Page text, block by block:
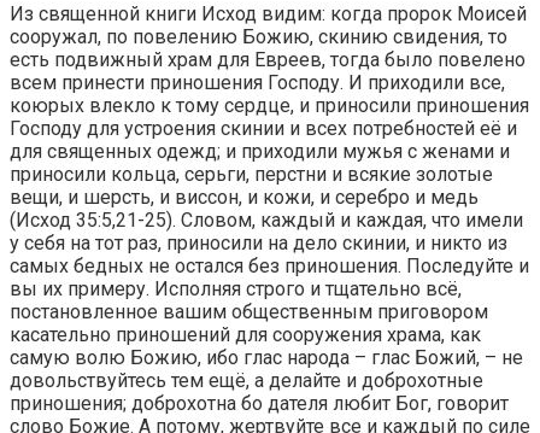
Из священной книги Исход видим: когда пророк Моисей
сооружал, по повелению Божию, скинию свидения, то
есть подвижный храм для Евреев, тогда было повелено
всем принести приношения Господу. И приходили все,
коюрых влекло к тому сердце, и приносили приношения
Господу для устроения скинии и всех потребностей её и
для священных одежд; и приходили мужья с женами и
приносили кольца, серьги, перстни и всякие золотые
вещи, и шерсть, и виссон, и кожи, и серебро и медь
(Исход 35:5,21-25). Словом, каждый и каждая, что имели
у себя на тот раз, приносили на дело скинии, и никто из
самых бедных не остался без приношения. Последуйте и
вы их примеру. Исполняя строго и тщательно всё,
постановленное вашим общественным приговором
касательно приношений для сооружения храма, как
самую волю Божию, ибо глас народа – глас Божий, – не
довольствуйтесь тем ещё, а делайте и доброхотные
приношения; доброхотна бо дателя любит Бог, говорит
слово Божие. А потому, жертвуйте все и каждый по силе